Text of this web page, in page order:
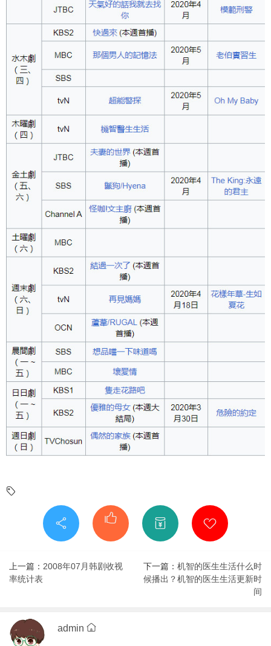
上一篇： 2008年07月韩剧收视
率统计表
下一篇： 机智的医生生活什么时
候播出？机智的医生生活更新时
间
admin